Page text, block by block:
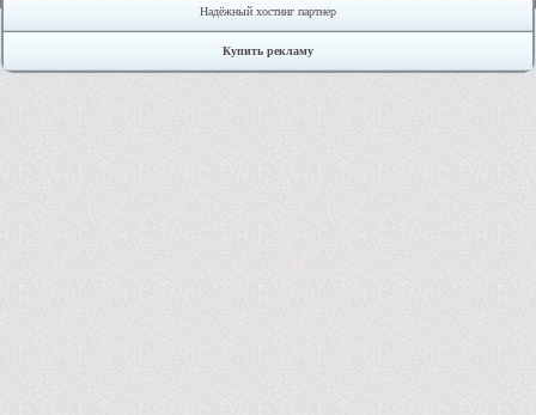
Надёжный хостинг партнер
Купить рекламу